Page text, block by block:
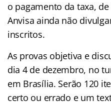
o pagamento da taxa,
Anvisa ainda não
inscritos.
As provas objetiva e
dia 4 de dezembro, no
em Brasília. Serão 120
certo ou errado e um